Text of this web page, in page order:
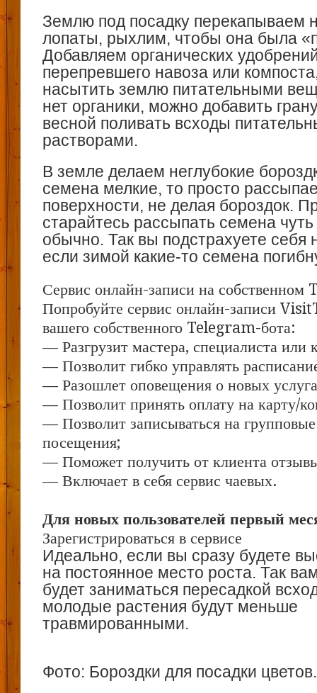
Землю под посадку перекапываем
лопаты, рыхлим, чтобы она была
Добавляем органических
перепревшего навоза или
насытить землю питательными
нет органики, можно добавить
весной поливать всходы
растворами.
В земле делаем неглубокие
семена мелкие, то просто
поверхности, не делая бороздок.
старайтесь рассыпать семена
обычно. Так вы подстрахуете себя
если зимой какие-то семена
Сервис онлайн-записи на собственном
Попробуйте сервис онлайн-записи
вашего собственного Telegram-бота:
— Разгрузит мастера, специалиста или
— Позволит гибко управлять
— Разошлет оповещения о новых
— Позволит принять оплату на карту/
— Позволит записываться на
посещения;
— Поможет получить от клиента
— Включает в себя сервис чаевых.
Для новых пользователей первый
Зарегистрироваться в сервисе
Идеально, если вы сразу будете
на постоянное место роста. Так
будет заниматься пересадкой
молодые растения будут меньше
травмированными.
Фото: Бороздки для посадки цветов.